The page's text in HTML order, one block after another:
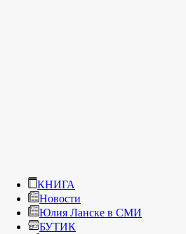
КНИГА
Новости
Юлия Ланске в СМИ
БУТИК